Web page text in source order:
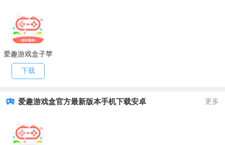
爱趣游戏盒子苹
果版最新
下载
爱趣游戏盒官方最新版本手机下载安卓 更多